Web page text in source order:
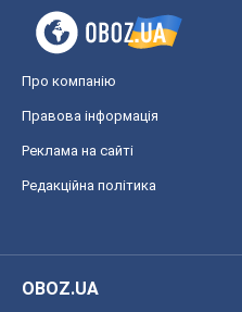
Про компанію
Правова інформація
Реклама на сайті
Редакційна політика
OBOZ.UA